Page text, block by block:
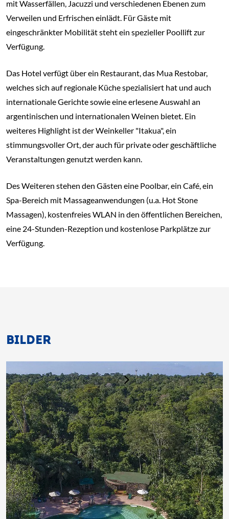
mit Wasserfällen, Jacuzzi und verschiedenen Ebenen zum
Verweilen und Erfrischen einlädt. Für Gäste mit
eingeschränkter Mobilität steht ein spezieller Poollift zur
Verfügung.
Das Hotel verfügt über ein Restaurant, das Mua Restobar,
welches sich auf regionale Küche spezialisiert hat und auch
internationale Gerichte sowie eine erlesene Auswahl an
argentinischen und internationalen Weinen bietet. Ein
weiteres Highlight ist der Weinkeller "Itakua", ein
stimmungsvoller Ort, der auch für private oder geschäftliche
Veranstaltungen genutzt werden kann.
Des Weiteren stehen den Gästen eine Poolbar, ein Café, ein
Spa-Bereich mit Massageanwendungen (u.a. Hot Stone
Massagen), kostenfreies WLAN in den öffentlichen Bereichen,
eine 24-Stunden-Rezeption und kostenlose Parkplätze zur
Verfügung.
BILDER